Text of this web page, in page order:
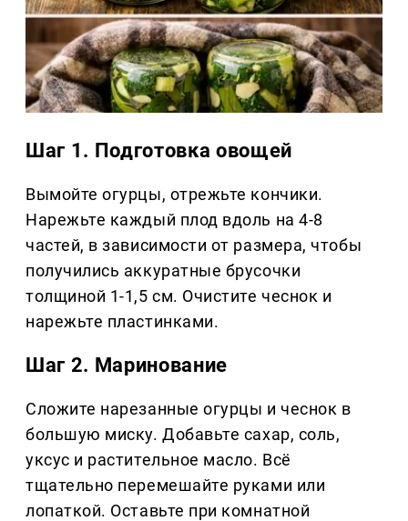
Шаг 1. Подготовка овощей
Вымойте огурцы, отрежьте кончики.
Нарежьте каждый плод вдоль на 4-8
частей, в зависимости от размера, чтобы
получились аккуратные брусочки
толщиной 1-1,5 см. Очистите чеснок и
нарежьте пластинками.
Шаг 2. Маринование
Сложите нарезанные огурцы и чеснок в
большую миску. Добавьте сахар, соль,
уксус и растительное масло. Всё
тщательно перемешайте руками или
лопаткой. Оставьте при комнатной